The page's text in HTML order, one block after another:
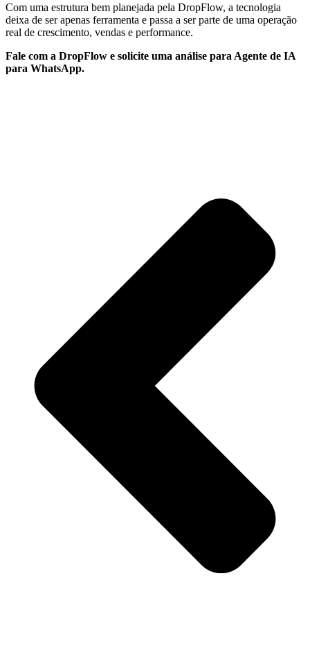
Com uma estrutura bem planejada pela DropFlow, a tecnologia
deixa de ser apenas ferramenta e passa a ser parte de uma operação
real de crescimento, vendas e performance.
Fale com a DropFlow e solicite uma análise para Agente de IA
para WhatsApp.